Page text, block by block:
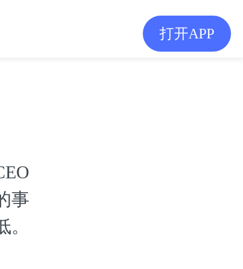
打开APP
事